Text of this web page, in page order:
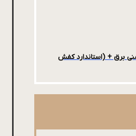
برق + (استاندارد کفش